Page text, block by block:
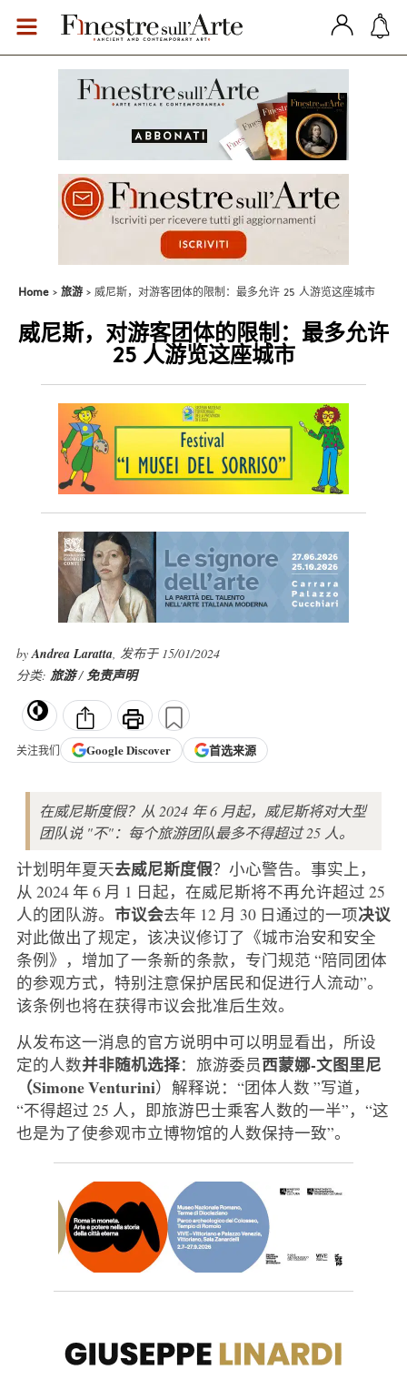
Home 旅游 威尼斯，对游客团体的限制：最多允许 25 人游览这座城市
威尼斯，对游客团体的限制：最多允许
25 人游览这座城市
byAndrea Laratta, 发布于 15/01/2024
分类: 旅游/免责声明
关注我们 GoogleDiscover 首选来源
在威尼斯度假？从 2024 年 6 月起，威尼斯将对大型
团队说 "不"：每个旅游团队最多不得超过 25 人。
计划明年夏天去威尼斯度假？小心警告。事实上，
从 2024 年 6 月 1 日起，在威尼斯将不再允许超过 25
人的团队游。 市议会去年 12 月 30 日通过的一项决议
对此做出了规定，该决议修订了《城市治安和安全
条例》，增加了一条新的条款，专门规范 “陪同团体
的参观方式，特别注意保护居民和促进行人流动”。
该条例也将在获得市议会批准后生效。
从发布这一消息的官方说明中可以明显看出，所设
定的人数并非随机选择：旅游委员西蒙娜-文图里尼
（Simone Venturini）解释说：“团体人数 ”写道，
“不得超过 25 人，即旅游巴士乘客人数的一半”，“这
也是为了使参观市立博物馆的人数保持一致”。